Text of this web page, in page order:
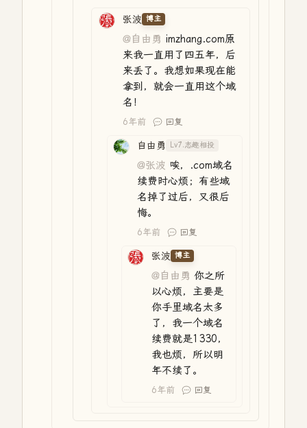
张波 博主
@自由勇 imzhang.com原
来我一直用了四五年，后
来丢了。我想如果现在能
拿到，就会一直用这个域
名！
6年前 回复
自由勇 Lv7.志趣相投
@张波 唉，.com域名
续费时心烦；有些域
名掉了过后，又很后
悔。
6年前 回复
张波 博主
@自由勇 你之所
以心烦，主要是
你手里域名太多
了，我一个域名
续费就是1330，
我也烦，所以明
年不续了。
6年前 回复